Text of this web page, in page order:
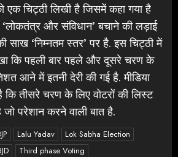
एक चिट्ठी लिखी है जिसमें कहा गया है
और संविधान’ बचाने की लड़ाई
‘निम्नतम स्तर’ पर है. इस चिट्ठी में
कि पहली बार पहले और दूसरे चरण के
आने में इतनी देरी की गई है. मीडिया
कि तीसरे चरण के लिए वोटरों की लिस्ट
जो परेशान करने वाली बात है.
Lalu Yadav
Lok Sabha Election
Third phase Voting